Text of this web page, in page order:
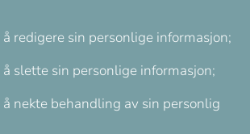
redigere sin personlige informasjon;
slette sin personlige informasjon;
nekte behandling av sin personlig